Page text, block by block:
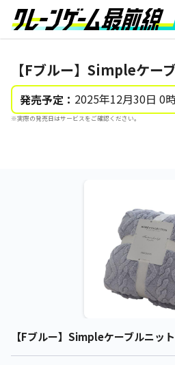
【Fブルー】Simpleケー
発売予定： 2025年12月30日 0
※実際の発売日はサービスをご確認ください。
【Fブルー】Simpleケーブルニッ